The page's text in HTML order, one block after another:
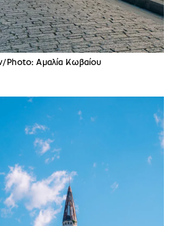
Photo: Αμαλία Κωβαίου